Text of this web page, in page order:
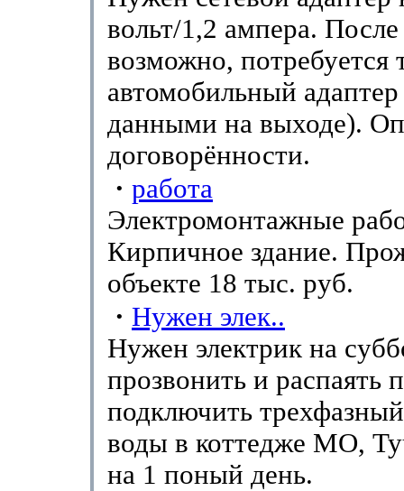
вольт/1,2 ампера. После
возможно, потребуется
автомобильный
данными на выходе).
договорённости.
· работа
Электромонтажные
Кирпичное здание.
объекте 18 тыс. руб.
· Нужен элек..
Нужен электрик на
прозвонить и распаять
подключить трехфазный
воды в коттедже МО,
на 1 поный день.